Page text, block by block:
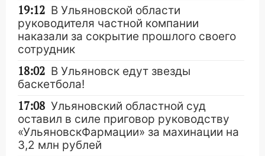
19:12 В Ульяновской области
руководителя частной компании
наказали за сокрытие прошлого своего
сотрудник
18:02 В Ульяновск едут звезды
баскетбола!
17:08 Ульяновский областной суд
оставил в силе приговор руководству
«УльяновскФармации» за махинации на
3,2 млн рублей